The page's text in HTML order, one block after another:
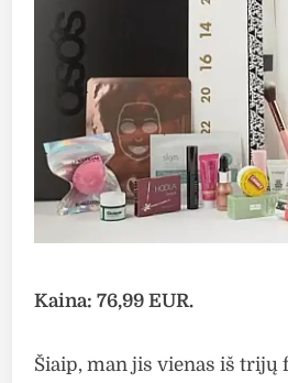
Kaina: 76,99 EUR.
Šiaip, man jis vienas iš trijų